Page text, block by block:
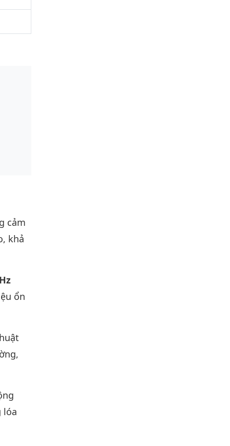
cảm
khả
ổn
lóa